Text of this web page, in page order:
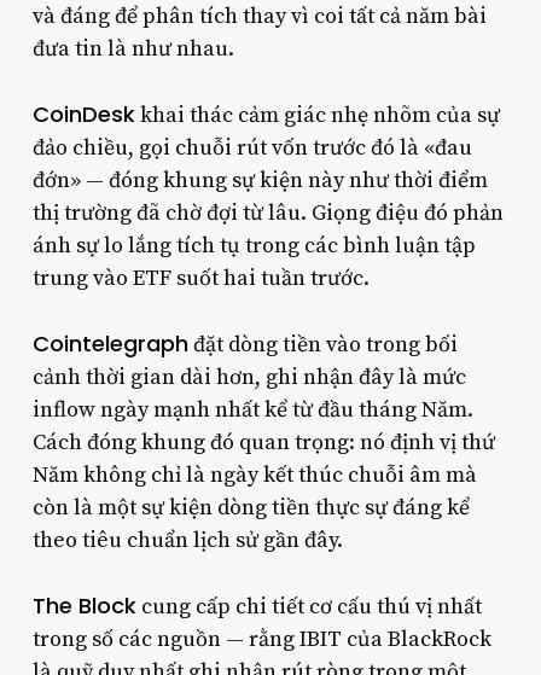
và đáng để phân tích thay vì coi tất cả năm bài
đưa tin là như nhau.
CoinDeskkhai thác cảm giác nhẹ nhõm của sự
đảo chiều, gọi chuỗi rút vốn trước đó là «đau
đớn» — đóng khung sự kiện này như thời điểm
thị trường đã chờ đợi từ lâu. Giọng điệu đó phản
ánh sự lo lắng tích tụ trong các bình luận tập
trung vào ETF suốt hai tuần trước.
Cointelegraphđặt dòng tiền vào trong bối
cảnh thời gian dài hơn, ghi nhận đây là mức
inflow ngày mạnh nhất kể từ đầu tháng Năm.
Cách đóng khung đó quan trọng: nó định vị thứ
Năm không chỉ là ngày kết thúc chuỗi âm mà
còn là một sự kiện dòng tiền thực sự đáng kể
theo tiêu chuẩn lịch sử gần đây.
The Blockcung cấp chi tiết cơ cấu thú vị nhất
trong số các nguồn — rằng IBIT của BlackRock